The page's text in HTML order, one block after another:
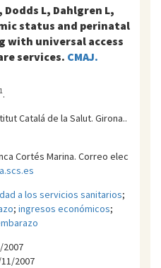
Dodds L, Dahlgren L,
status and perinatal
with universal access
services. CMAJ.
1.
Catalá de la Salut. Girona..
Cortés Marina. Correo elec
a los servicios sanitarios;
; ingresos económicos;
2007
2007